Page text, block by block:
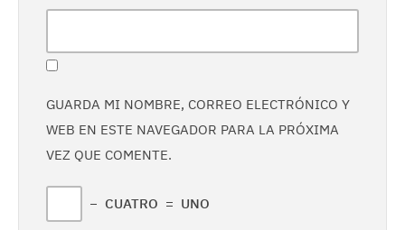
GUARDA MI NOMBRE, CORREO ELECTRÓNICO Y
WEB EN ESTE NAVEGADOR PARA LA PRÓXIMA
VEZ QUE COMENTE.
− CUATRO = UNO